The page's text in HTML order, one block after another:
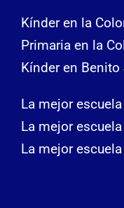
Kínder en la
Primaria en la
Kínder en Benito
La mejor
La mejor
La mejor